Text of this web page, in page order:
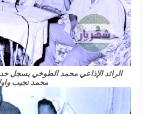
الرائد الإذاعي محمد الطوخي يسجل
محمد نجيب